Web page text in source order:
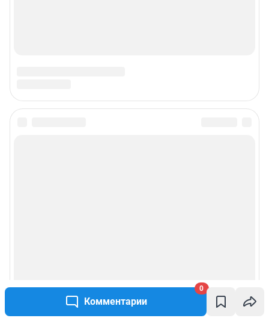
Комментарии
0